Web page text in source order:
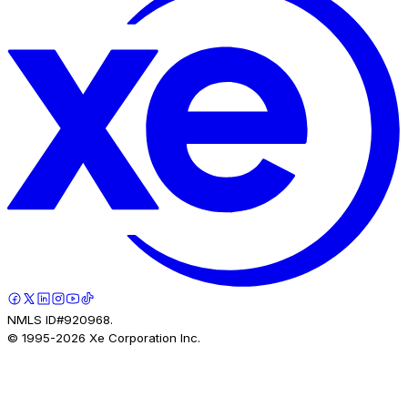
NMLS ID#920968.
© 1995-2026 Xe Corporation Inc.